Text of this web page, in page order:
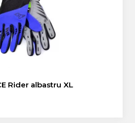
Rider albastru XL